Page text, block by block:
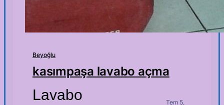
Beyoğlu
kasımpaşa lavabo açma
Lavabo
Tem 5,